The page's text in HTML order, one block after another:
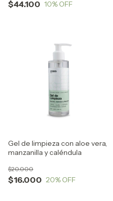
$44.100 10% OFF
Gel de limpieza con aloe vera,
manzanilla y caléndula
$16.000
$20.000
20% OFF